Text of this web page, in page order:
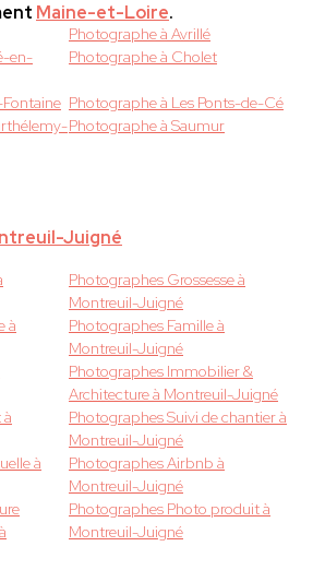
Maine-et-Loire.
Photographe à Avrillé
en-
Photographe à Cholet
Photographe à Les Ponts-de-Cé
Photographe à Saumur
Juigné
Photographes Grossesse à
Montreuil-Juigné
à
Photographes Famille à
Montreuil-Juigné
Photographes Immobilier &
Architecture à Montreuil-Juigné
Photographes Suivi de chantier à
Montreuil-Juigné
à
Photographes Airbnb à
Montreuil-Juigné
Photographes Photo produit à
Montreuil-Juigné